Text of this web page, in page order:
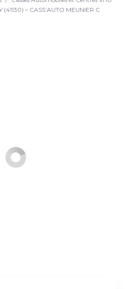
– CASS’AUTO MEUNIER C